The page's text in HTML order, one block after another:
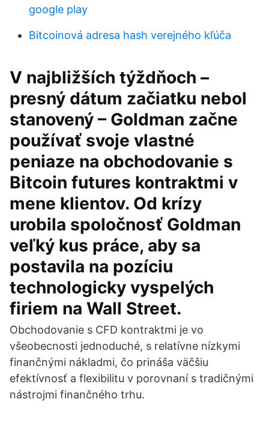
google play
Bitcoinová adresa hash verejného kľúča
V najbližších týždňoch –
presný dátum začiatku nebol
stanovený – Goldman začne
používať svoje vlastné
peniaze na obchodovanie s
Bitcoin futures kontraktmi v
mene klientov. Od krízy
urobila spoločnosť Goldman
veľký kus práce, aby sa
postavila na pozíciu
technologicky vyspelých
firiem na Wall Street.
Obchodovanie s CFD kontraktmi je vo
všeobecnosti jednoduché, s relatívne nízkymi
finančnými nákladmi, čo prináša väčšiu
efektívnosť a flexibilitu v porovnaní s tradičnými
nástrojmi finančného trhu.